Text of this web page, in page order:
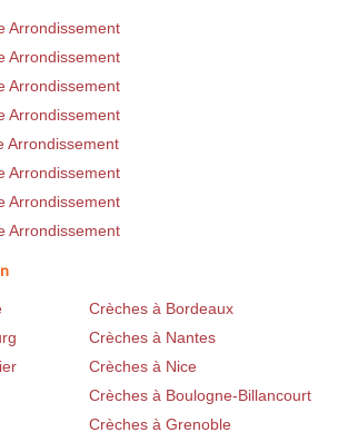
Arrondissement
Arrondissement
Arrondissement
Arrondissement
Arrondissement
Arrondissement
Arrondissement
Arrondissement
Crèches à Bordeaux
Crèches à Nantes
Crèches à Nice
Crèches à Boulogne-Billancourt
Crèches à Grenoble